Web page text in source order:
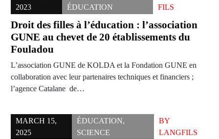
2023
ÉDUCATION
FILS
Droit des filles à l’éducation : l’association
GUNE au chevet de 20 établissements du
Fouladou
L’association GUNE de KOLDA et la Fondation GUNE en
collaboration avec leur partenaires techniques et financiers ;
l’agence Catalane de…
MARCH 15,
2025
ÉDUCATION,
SCIENCE
BY
LANGFILS